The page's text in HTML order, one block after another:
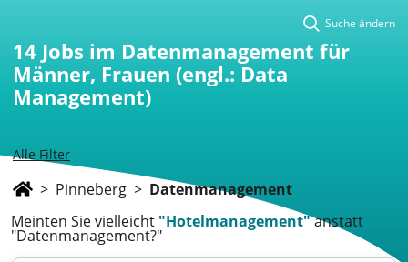
Alle Filter
Suche ändern
14 Jobs im Datenmanagement für
Männer, Frauen (engl.: Data
Management)
> Pinneberg > Datenmanagement
Meinten Sie vielleicht "Hotelmanagement"anstatt
"Datenmanagement?"